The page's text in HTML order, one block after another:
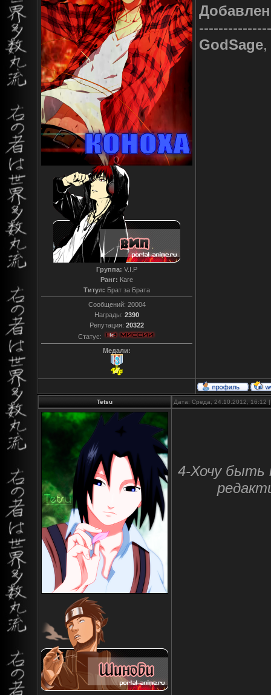
Группа: V.I.P
Ранг: Каге
Титул: Брат за Брата
Сообщений: 20004
Награды: 2390
Репутация: 20322
Статус:
Медали:
GodSage
Tetsu Дата: Среда, 24.10.2012,
4-Хочу